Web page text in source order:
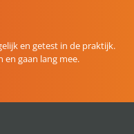
en getest in de praktijk.
en gaan lang mee.